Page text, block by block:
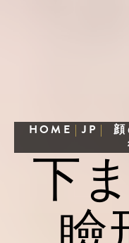
HOME | JP |
下